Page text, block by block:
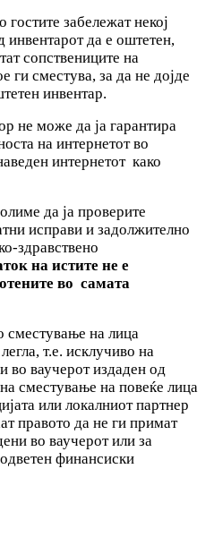
забележат некој
инвентарот да е оштетен,
сопствениците на
ги сместува, за да не дојде
инвентар.
не може да ја гарантира
на интернетот во
интернетот како
да ја проверите
исправи и задолжително
здравствено
на истите не е
во самата
сместување на лица
т.е. исклучиво на
во ваучерот издаден од
сместување на повеќе лица
или локалниот партнер
правото да не ги примат
во ваучерот или за
финансиски